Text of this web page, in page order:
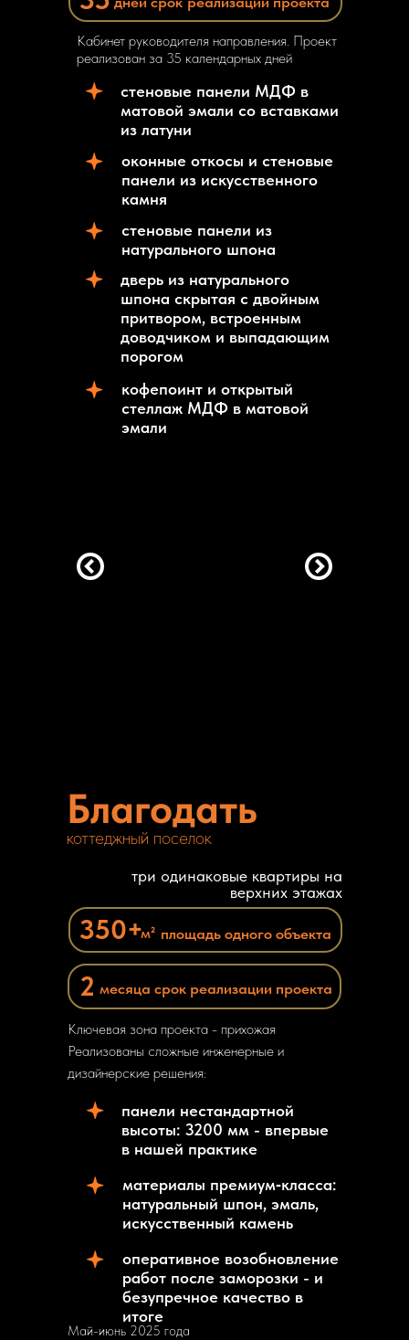
Кабинет руководителя направления. Проект
реализован за 35 календарных дней
стеновые панели из
натурального шпона
оконные откосы и стеновые
панели из искусственного
камня
стеновые панели МДФ в
матовой эмали со вставками
из латуни
кофепоинт и открытый
стеллаж МДФ в матовой
эмали
дверь из натурального
шпона скрытая с двойным
притвором, встроенным
доводчиком и выпадающим
порогом
Благодать
три одинаковые квартиры на
верхних этажах
Май-июнь 2025 года
площадь одного объекта
350+м²
реализации проекта
месяца срок
2
оперативное возобновление
работ после заморозки - и
безупречное качество в
итоге
материалы премиум‑класса:
натуральный шпон, эмаль,
искусственный камень
панели нестандартной
высоты: 3200 мм - впервые
в нашей практике
Ключевая зона проекта - прихожая
Реализованы сложные инженерные и
дизайнерские решения:
коттеджный поселок